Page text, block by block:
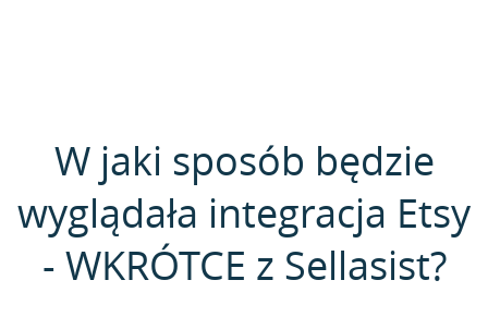
W jaki sposób będzie
wyglądała integracja Etsy
- WKRÓTCE z Sellasist?